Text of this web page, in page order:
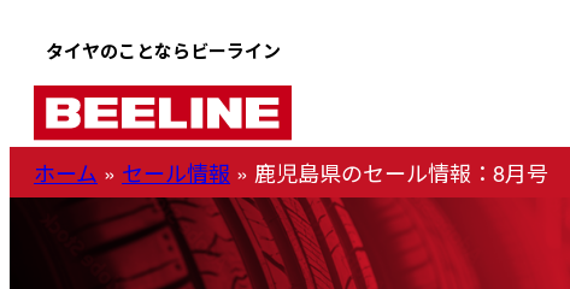
ス
タイヤのことならビーライン
ホーム » セール情報 » 鹿児島県のセール情報：8月号